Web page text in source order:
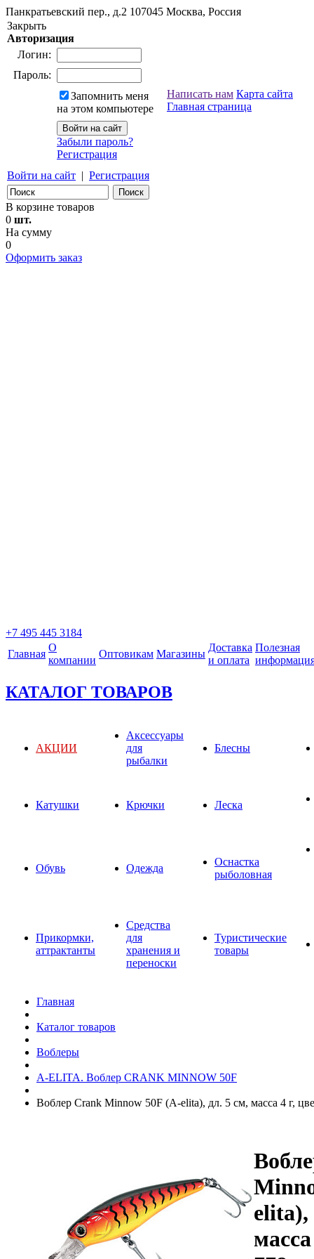
Панкратьевский пер., д.2 107045 Москва, Россия
Закрыть
Авторизация
Логин:
Пароль:
Запомнить меня
на этом компьютере
Забыли пароль?
Регистрация
Войти на сайт | Регистрация
Написать нам Карта сайта
Главная страница
В корзине товаров
0 шт.
На сумму
0
Оформить заказ
+7 495 445 3184
Главная
О
компании
Оптовикам Магазины
Доставка
и оплата
Полезная
КАТАЛОГ ТОВАРОВ
АКЦИИ
Аксессуары
для
рыбалки
Блесны
Катушки Крючки Леска
Обувь Одежда
Оснастка
рыболовная
Прикормки,
аттрактанты
Средства
для
хранения и
переноски
Туристические
товары
Главная
Каталог товаров
Воблеры
A-ELITA. Воблер CRANK MINNOW 50F
Воблер Crank Minnow 50F (A-elita), дл. 5 см, масса 4 г,
elita),